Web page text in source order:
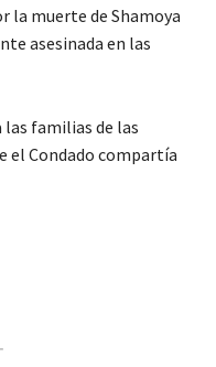
la muerte de Shamoya
asesinada en las
familias de las
el Condado compartía